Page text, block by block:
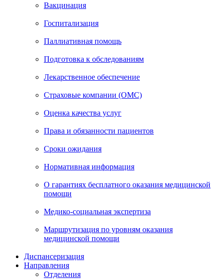
Вакцинация
Госпитализация
Паллиативная помощь
Подготовка к обследованиям
Лекарственное обеспечение
Страховые компании (ОМС)
Оценка качества услуг
Права и обязанности пациентов
Сроки ожидания
Нормативная информация
О гарантиях бесплатного оказания медицинской
помощи
Медико-социальная экспертиза
Маршрутизация по уровням оказания
медицинской помощи
Диспансеризация
Направления
Отделения